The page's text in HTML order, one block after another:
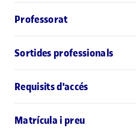
Professorat
Sortides professionals
Requisits d'accés
Matrícula i preu